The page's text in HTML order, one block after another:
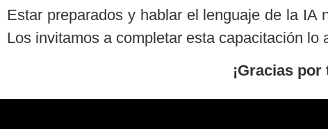
Estar preparados y hablar el lenguaje de la IA
Los invitamos a completar esta capacitación
¡Gracias